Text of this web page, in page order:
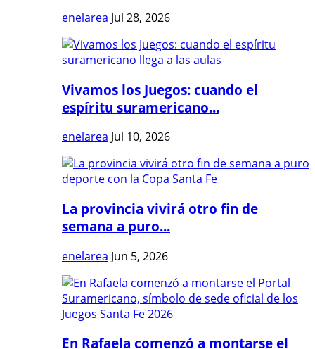
enelarea Jul 28, 2026
Vivamos los Juegos: cuando el
espíritu suramericano...
enelarea Jul 10, 2026
La provincia vivirá otro fin de
semana a puro...
enelarea Jun 5, 2026
En Rafaela comenzó a montarse el